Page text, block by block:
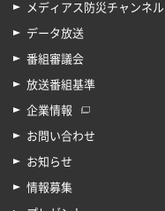
メディアス防災チャンネル
データ放送
番組審議会
放送番組基準
企業情報
お問い合わせ
お知らせ
情報募集